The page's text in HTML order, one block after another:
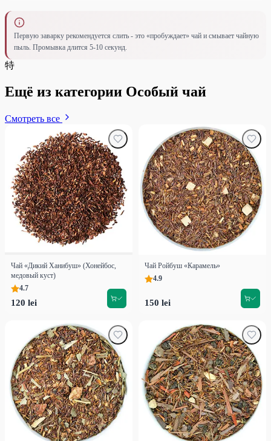
Первую заварку рекомендуется слить - это «пробуждает» чай и смывает чайную
пыль. Промывка длится 5-10 секунд.
特
Ещё из категории Особый чай
Смотреть все
Чай «Дикий Ханибуш» (Хонейбос,
медовый куст)
4.7
120 lei
Чай Ройбуш «Карамель»
4.9
150 lei